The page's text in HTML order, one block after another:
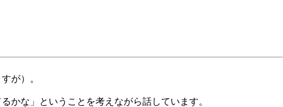
が）。
かな」ということを考えながら話しています。